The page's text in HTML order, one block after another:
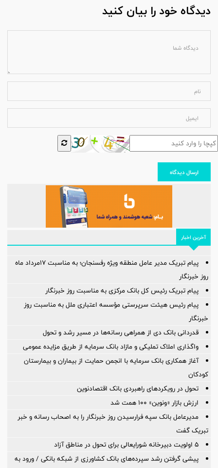
دیدگاه خود را بیان کنید
ارسال دیدگاه
آخرین اخبار
پیام تبریک مدیر عامل منطقه ویژه رفسنجان؛ به مناسبت ۱۷مرداد ماه
روز خبرنگار
پیام تبریک رئیس کل بانک مرکزی به مناسبت روز خبرنگار
پیام رئیس هیئت سرپرستی مؤسسه اعتباری ملل به مناسبت روز
خبرنگار
قدردانی بانک دی از همراهی رسانه‌ها در مسیر رشد و تحول
واگذاری املاک تملیکی و مازاد بانک سرمایه از طریق مزایده عمومی
آغاز همکاری بانک سرمایه با انجمن حمایت از بیماران و بیمارستان
کودکان
تحول در رویکردهای راهبردی بانک اقتصادنوین
ارزش بازار «ونوین» 100 همت شد
مدیرعامل بانک سپه فرارسیدن روز خبرنگار را به اصحاب رسانه و خبر
تبریک گفت
5 اولویت دبیرخانه شورایعالی برای تحول در مناطق آزاد
پیشی گرفتن رشد سپرده‌های بانک کشاورزی از شبکه بانکی / ورود به